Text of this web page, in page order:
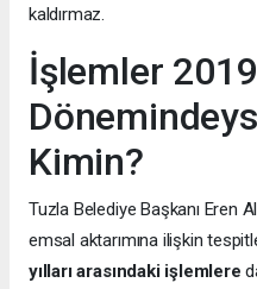
kaldırmaz.
İşlemler
Kimin?
Tuzla Belediye Başkanı Eren
emsal aktarımına ilişkin
yılları arasındaki işlemlere